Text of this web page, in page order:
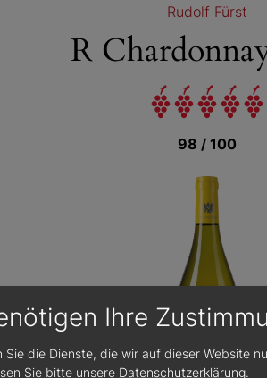
Rudolf Fürst
R
98 / 100
Ihre
Sie die Dienste, die wir auf dieser Website
Sie bitte unsere Datenschutzerklärung.